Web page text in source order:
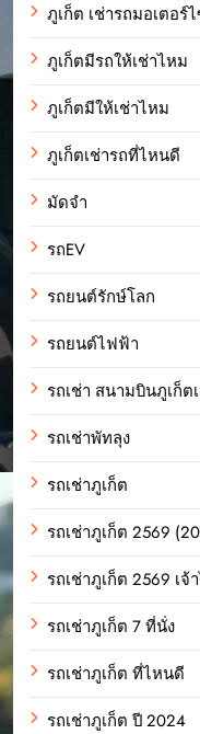
ภูเก็ต เช่ารถมอเตอร์
ภูเก็ตมีรถให้เช่าไหม
ภูเก็ตมีให้เช่าไหม
ภูเก็ตเช่ารถที่ไหนดี
มัดจำ
รถEV
รถยนต์รักษ์โลก
รถยนต์ไฟฟ้า
รถเช่า สนามบินภูเก็ต
รถเช่าพัทลุง
รถเช่าภูเก็ต
รถเช่าภูเก็ต 2569
รถเช่าภูเก็ต 2569 เจ้
รถเช่าภูเก็ต 7 ที่นั่ง
รถเช่าภูเก็ต ที่ไหนดี
รถเช่าภูเก็ต ปี 2024